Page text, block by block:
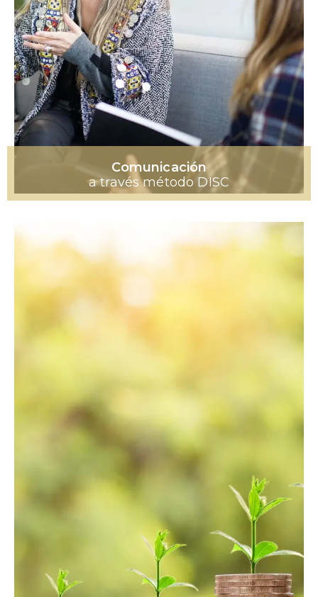
Comunicación
a través método DISC